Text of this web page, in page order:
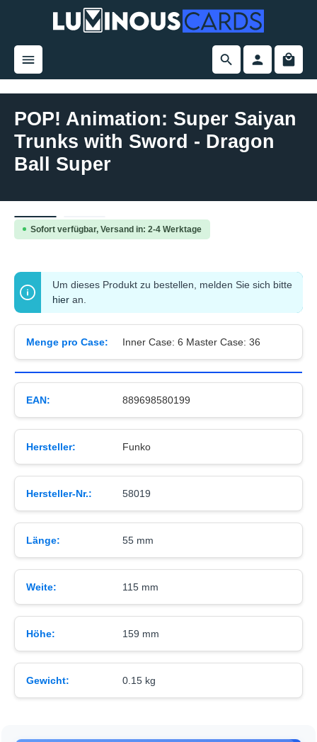
springen
POP! Animation: Super Saiyan
Trunks with Sword - Dragon
Ball Super
Sofort verfügbar, Versand in: 2-4 Werktage
Um dieses Produkt zu bestellen, melden Sie sich bitte
hier an.
Menge pro Case: Inner Case: 6 Master Case: 36
EAN: 889698580199
Hersteller: Funko
Hersteller-Nr.: 58019
Länge: 55 mm
Weite: 115 mm
Höhe: 159 mm
Gewicht: 0.15 kg